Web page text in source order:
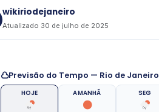
wikiriodejaneiro
Atualizado 30 de julho de 2025
Previsão do Tempo — Rio de Janeiro
HOJE AMANHÃ SEG